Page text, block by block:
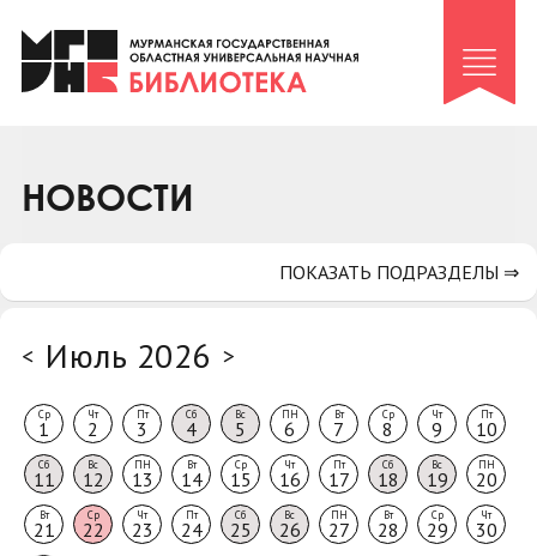
Клуб «Гиря и сельдерей»
Клуб «Семейный архив»
Коллегам
НОВОСТИ
< Июль 2026 >
Ср
1
Чт
2
Пт
3
Сб
4
Вс
5
ПН
6
Вт
7
Ср
8
Чт
9
Пт
10
Сб
11
Вс
12
ПН
13
Вт
14
Ср
15
Чт
16
Пт
17
Сб
18
Вс
19
ПН
20
Вт
21
Ср
22
Чт
23
Пт
24
Сб
25
Вс
26
ПН
27
Вт
28
Ср
29
Чт
30
ПОКАЗАТЬ ПОДРАЗДЕЛЫ ⇒